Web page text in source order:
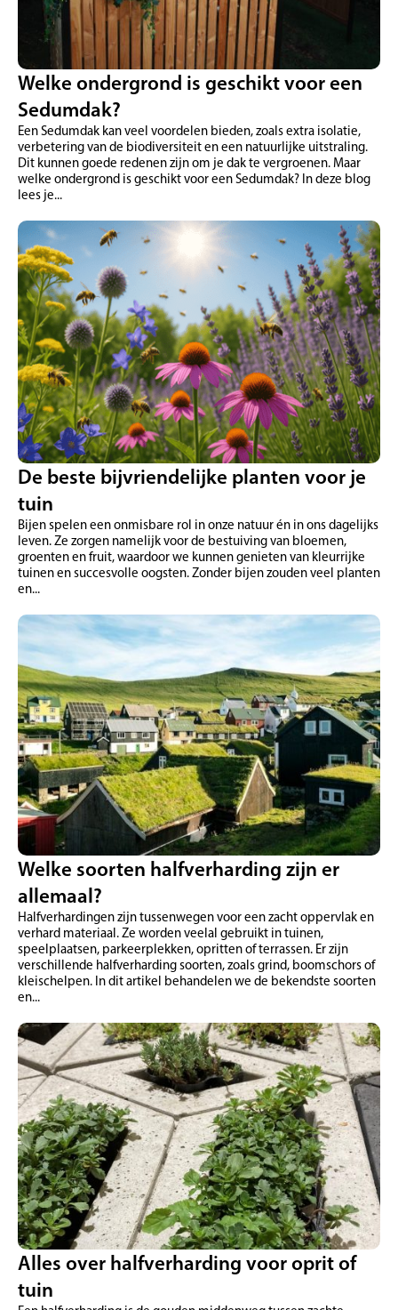
Welke ondergrond is geschikt voor een
Sedumdak?
Een Sedumdak kan veel voordelen bieden, zoals extra isolatie,
verbetering van de biodiversiteit en een natuurlijke uitstraling.
Dit kunnen goede redenen zijn om je dak te vergroenen. Maar
welke ondergrond is geschikt voor een Sedumdak? In deze blog
lees je...
De beste bijvriendelijke planten voor je
tuin
Bijen spelen een onmisbare rol in onze natuur én in ons dagelijks
leven. Ze zorgen namelijk voor de bestuiving van bloemen,
groenten en fruit, waardoor we kunnen genieten van kleurrijke
tuinen en succesvolle oogsten. Zonder bijen zouden veel planten
en...
Welke soorten halfverharding zijn er
allemaal?
Halfverhardingen zijn tussenwegen voor een zacht oppervlak en
verhard materiaal. Ze worden veelal gebruikt in tuinen,
speelplaatsen, parkeerplekken, opritten of terrassen. Er zijn
verschillende halfverharding soorten, zoals grind, boomschors of
kleischelpen. In dit artikel behandelen we de bekendste soorten
en...
Alles over halfverharding voor oprit of
tuin